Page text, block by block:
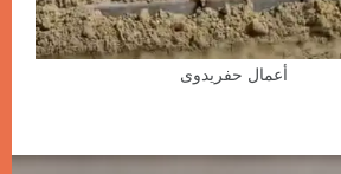
أعمال حفريدوى